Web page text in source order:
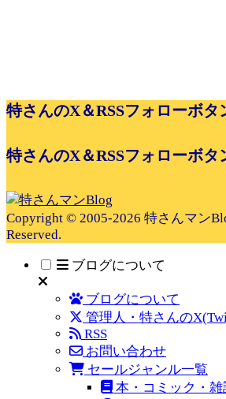
特さんのX＆RSSフォローボタ
特さんのX＆RSSフォローボタ
Copyright © 2005-2026 特さんマン
Reserved.
ブログについて
ブログについて
管理人・特さんの
RSS
お問い合わせ
セールジャンル一覧
本・コミック・雑